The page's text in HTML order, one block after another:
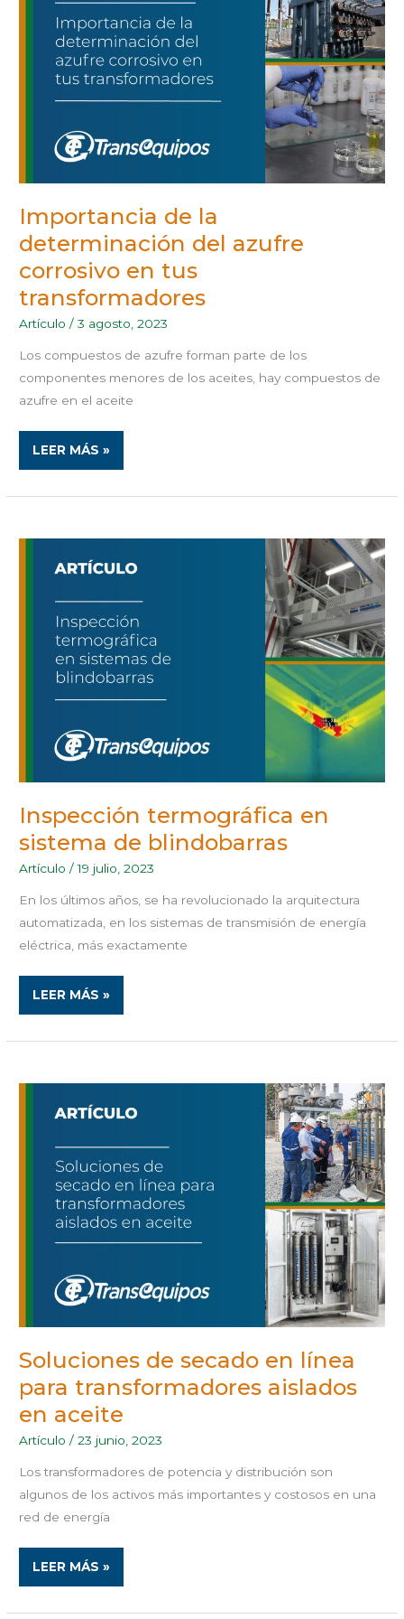
Importancia de la
determinación del azufre
corrosivo en tus
transformadores
Artículo /3 agosto, 2023
Los compuestos de azufre forman parte de los
componentes menores de los aceites, hay compuestos de
azufre en el aceite
CORROSIVO
TUS
TRANSFORMADORES
LEER MÁS »
Inspección termográfica en
sistema de blindobarras
Artículo /19 julio, 2023
En los últimos años, se ha revolucionado la arquitectura
automatizada, en los sistemas de transmisión de energía
eléctrica, más exactamente
INSPECCIÓN
SISTEMA
BLINDOBARRAS
LEER MÁS »
Soluciones de secado en línea
para transformadores aislados
en aceite
Artículo /23 junio, 2023
Los transformadores de potencia y distribución son
algunos de los activos más importantes y costosos en una
red de energía
SOLUCIONES
SECADO
PARA
TRANSFORMADORES
AISLADOS
ACEITE
LEER MÁS »